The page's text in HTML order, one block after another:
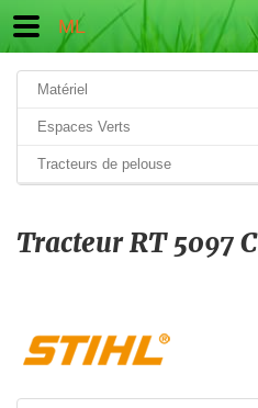
ML
Matériel
Espaces Verts
Tracteurs de pelouse
Tracteur RT 5097 C